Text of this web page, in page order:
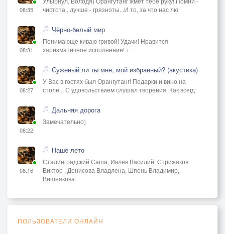
08:35
чистота , лучше - грязноты...И то, за что нас лю
08:31
Чёрно-белый мир
Понимающе киваю гривой! Удачи! Нравится
харизматичное исполнение! +
08:27
Суженый ли ты мне, мой избранный? (акустика)
У Вас в гостях был Орангутанг! Подарки и вино на
столе... С удовольствием слушал творения. Как всегд
08:22
Дальняя дорога
Замечательно)
08:16
Наше лето
Сталинградский Саша, Ивлев Василий, Стрижаков
Виктор , Денисова Владлена, Шпень Владимир,
Вишнякова
ПОЛЬЗОВАТЕЛИ ОНЛАЙН